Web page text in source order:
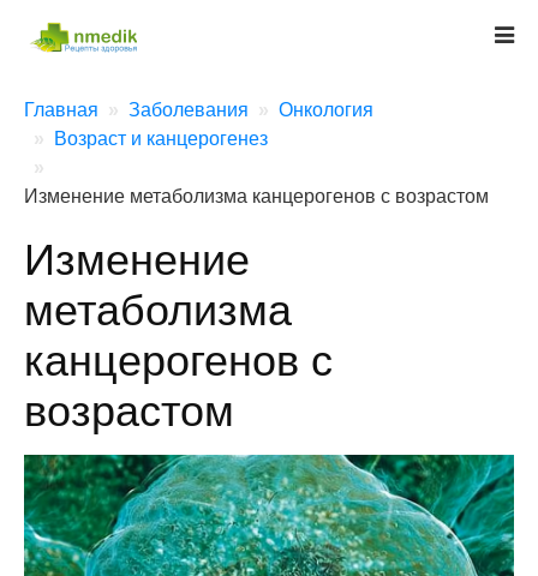
Главная Заболевания
Онкология
Возраст и канцерогенез
Изменение метаболизма канцерогенов с возрастом
Изменение
метаболизма
канцерогенов с
возрастом